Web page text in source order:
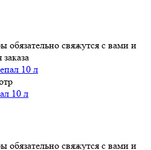
свяжутся с вами и
10 л
свяжутся с вами и